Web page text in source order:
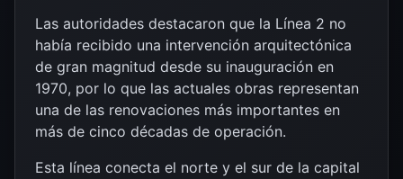
Las autoridades destacaron que la Línea 2 no
había recibido una intervención arquitectónica
de gran magnitud desde su inauguración en
1970, por lo que las actuales obras representan
una de las renovaciones más importantes en
más de cinco décadas de operación.
Esta línea conecta el norte y el sur de la capital